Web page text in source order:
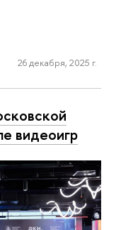
26 декабря, 2025 г.
видеоигр